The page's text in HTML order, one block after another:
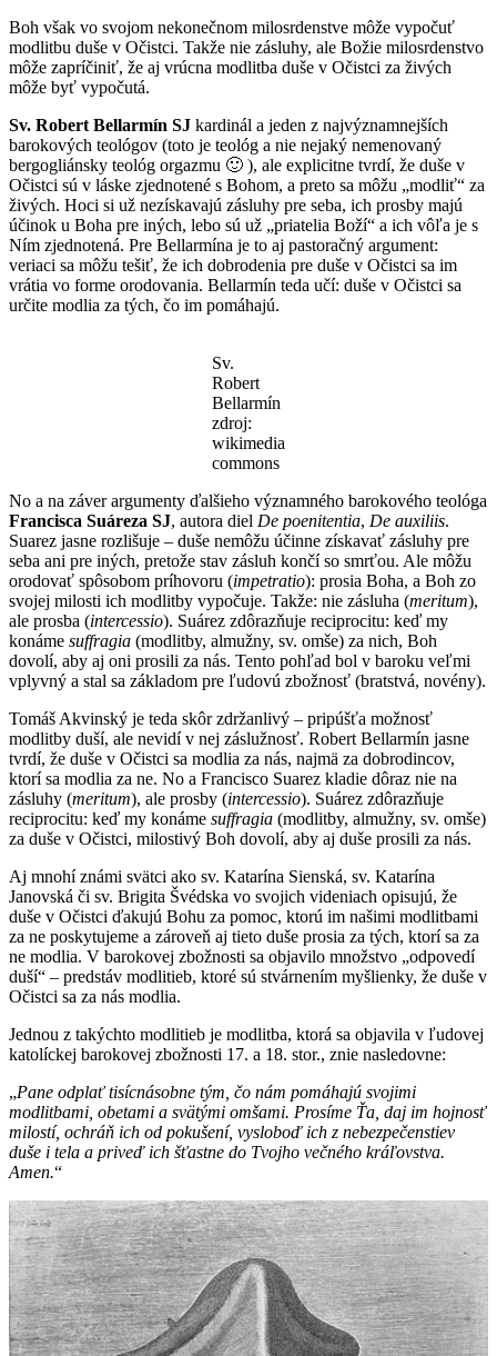
Boh však vo svojom nekonečnom milosrdenstve môže vypočuť
modlitbu duše v Očistci. Takže nie zásluhy, ale Božie milosrdenstvo
môže zapríčiniť, že aj vrúcna modlitba duše v Očistci za živých
môže byť vypočutá.
Sv. Robert Bellarmín SJ kardinál a jeden z najvýznamnejších
barokových teológov (toto je teológ a nie nejaký nemenovaný
bergogliánsky teológ orgazmu 🙂 ), ale explicitne tvrdí, že duše v
Očistci sú v láske zjednotené s Bohom, a preto sa môžu „modliť“ za
živých. Hoci si už nezískavajú zásluhy pre seba, ich prosby majú
účinok u Boha pre iných, lebo sú už „priatelia Boží“ a ich vôľa je s
Ním zjednotená. Pre Bellarmína je to aj pastoračný argument:
veriaci sa môžu tešiť, že ich dobrodenia pre duše v Očistci sa im
vrátia vo forme orodovania. Bellarmín teda učí: duše v Očistci sa
určite modlia za tých, čo im pomáhajú.
Sv.
Robert
Bellarmín
zdroj:
wikimedia
commons
No a na záver argumenty ďalšieho významného barokového teológa
Francisca Suáreza SJ, autora diel De poenitentia, De auxiliis.
Suarez jasne rozlišuje – duše nemôžu účinne získavať zásluhy pre
seba ani pre iných, pretože stav zásluh končí so smrťou. Ale môžu
orodovať spôsobom príhovoru (impetratio): prosia Boha, a Boh zo
svojej milosti ich modlitby vypočuje. Takže: nie zásluha (meritum),
ale prosba (intercessio). Suárez zdôrazňuje reciprocitu: keď my
konáme suffragia (modlitby, almužny, sv. omše) za nich, Boh
dovolí, aby aj oni prosili za nás. Tento pohľad bol v baroku veľmi
vplyvný a stal sa základom pre ľudovú zbožnosť (bratstvá, novény).
Tomáš Akvinský je teda skôr zdržanlivý – pripúšťa možnosť
modlitby duší, ale nevidí v nej záslužnosť. Robert Bellarmín jasne
tvrdí, že duše v Očistci sa modlia za nás, najmä za dobrodincov,
ktorí sa modlia za ne. No a Francisco Suarez kladie dôraz nie na
zásluhy (meritum), ale prosby (intercessio). Suárez zdôrazňuje
reciprocitu: keď my konáme suffragia (modlitby, almužny, sv. omše)
za duše v Očistci, milostivý Boh dovolí, aby aj duše prosili za nás.
Aj mnohí známi svätci ako sv. Katarína Sienská, sv. Katarína
Janovská či sv. Brigita Švédska vo svojich videniach opisujú, že
duše v Očistci ďakujú Bohu za pomoc, ktorú im našimi modlitbami
za ne poskytujeme a zároveň aj tieto duše prosia za tých, ktorí sa za
ne modlia. V barokovej zbožnosti sa objavilo množstvo „odpovedí
duší“ – predstáv modlitieb, ktoré sú stvárnením myšlienky, že duše v
Očistci sa za nás modlia.
Jednou z takýchto modlitieb je modlitba, ktorá sa objavila v ľudovej
katolíckej barokovej zbožnosti 17. a 18. stor., znie nasledovne:
„Pane odplať tisícnásobne tým, čo nám pomáhajú svojimi
modlitbami, obetami a svätými omšami. Prosíme Ťa, daj im hojnosť
milostí, ochráň ich od pokušení, vysloboď ich z nebezpečenstiev
duše i tela a priveď ich šťastne do Tvojho večného kráľovstva.
Amen.“